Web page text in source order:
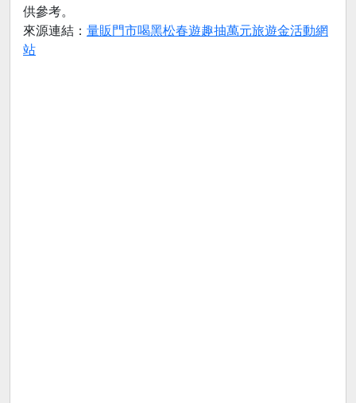
供參考。
來源連結： 量販門市喝黑松春遊趣抽萬元旅遊金活動網
站